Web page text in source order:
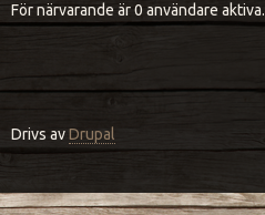
För närvarande är 0 användare aktiva.
Drivs avDrupal